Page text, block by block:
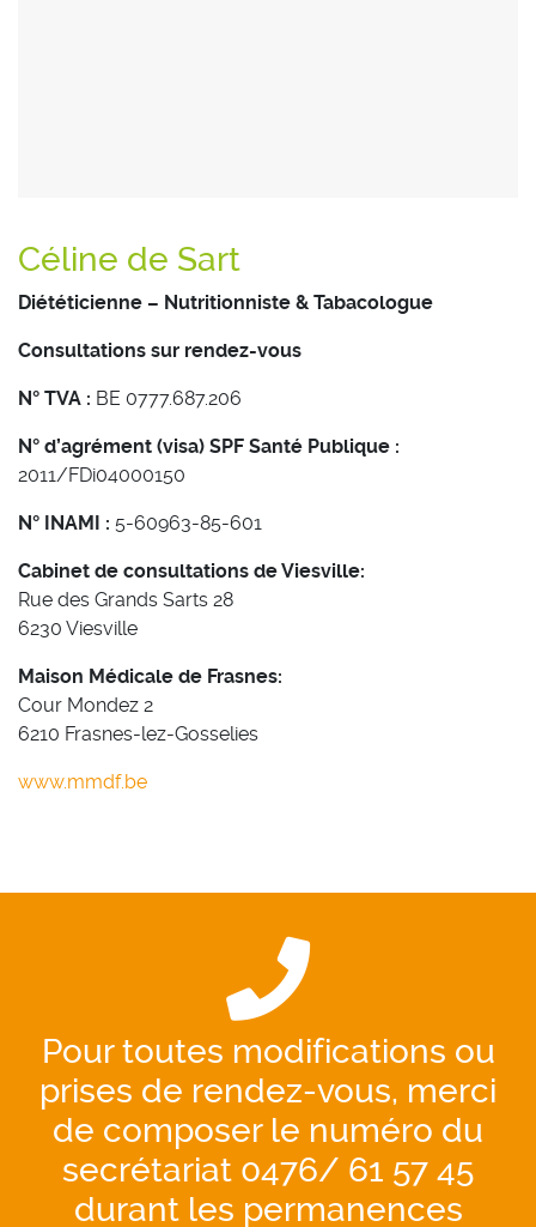
Céline de Sart
Diététicienne – Nutritionniste & Tabacologue
Consultations sur rendez-vous
N° TVA : BE 0777.687.206
N° d’agrément (visa) SPF Santé Publique :
2011/FDi04000150
N° INAMI : 5-60963-85-601
Cabinet de consultations de Viesville:
Rue des Grands Sarts 28
6230 Viesville
Maison Médicale de Frasnes:
Cour Mondez 2
6210 Frasnes-lez-Gosselies
www.mmdf.be
Pour toutes modifications ou
prises de rendez-vous, merci
de composer le numéro du
secrétariat 0476/ 61 57 45
durant les permanences